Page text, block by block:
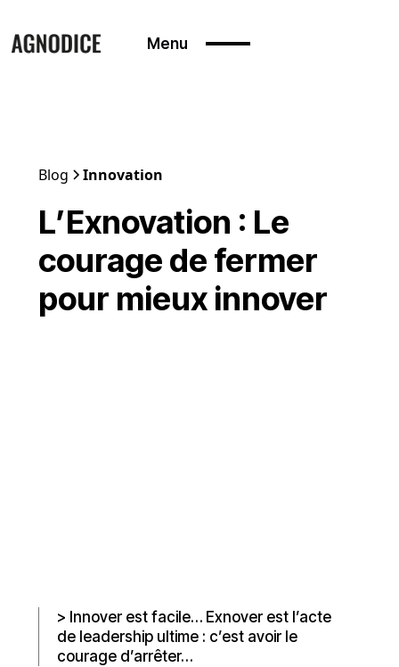
Menu
Blog Innovation
L’Exnovation : Le
courage de fermer
pour mieux innover
> Innover est facile… Exnover est l’acte
de leadership ultime : c’est avoir le
courage d’arrêter…